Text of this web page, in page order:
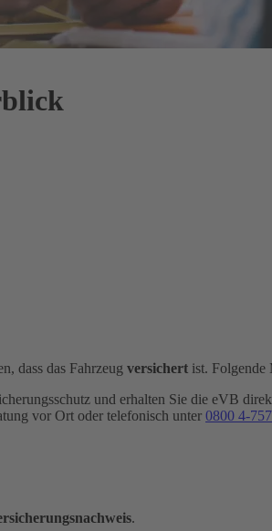
dass das Fahrzeug versichert ist. Folgende
und erhalten Sie die eVB
vor Ort oder telefonisch unter 0800 4-​
.